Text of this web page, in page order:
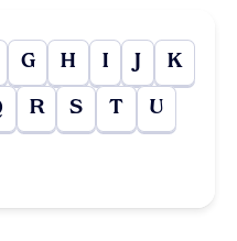
G H I J K
R S T U